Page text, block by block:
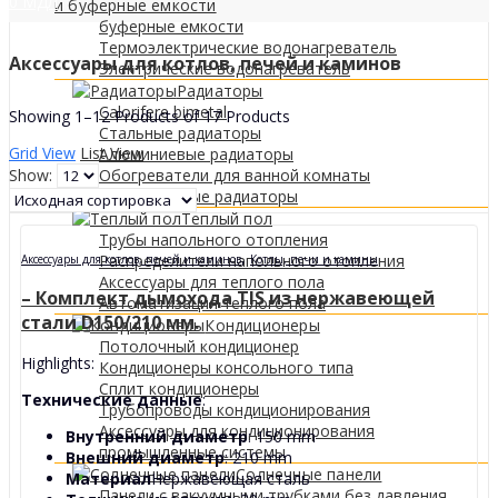
и буферные емкости
буферные емкости
Термоэлектрические водонагреватель
Электрические водонагреватель
Радиаторы
Calorifere bimetal
Стальные радиаторы
Алюминиевые радиаторы
Обогреватели для ванной комнаты
Декоративные радиаторы
Tеплый пол
Трубы напольного отопления
Распределители напольного отопления
Аксессуары для теплого пола
Автоматизация теплого пола
Кондиционеры
Потолочный кондиционер
Кондиционеры консольного типа
Сплит кондиционеры
Трубопроводы кондиционирования
Аксессуары для кондиционирования
промышленные системы
Солнечные панели
Аксессуары для котлов, печей и каминов
Showing 1–12 Products of 17 Products
Grid View List View
Show:
Аксессуары для котлов, печей и каминов,Котлы, печи и камины
– Комплект дымохода TIS из нержавеющей
стали D150/210 мм.
Highlights:
Технические данные:
Внутренний диаметр: 150 mm
Внешний диаметр: 210 mm
МатериалНержавеющая сталь